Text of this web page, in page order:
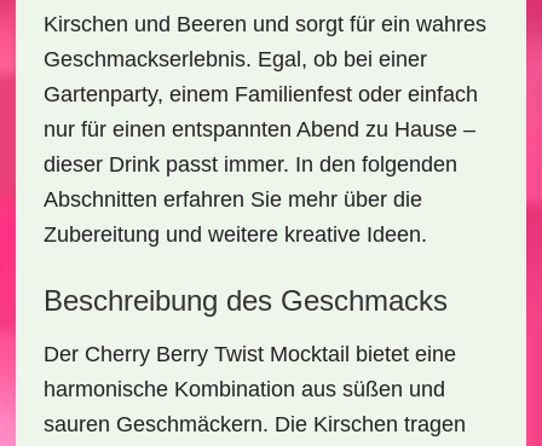
Kirschen und Beeren und sorgt für ein wahres
Geschmackserlebnis. Egal, ob bei einer
Gartenparty, einem Familienfest oder einfach
nur für einen entspannten Abend zu Hause –
dieser Drink passt immer. In den folgenden
Abschnitten erfahren Sie mehr über die
Zubereitung und weitere kreative Ideen.
Beschreibung des Geschmacks
Der Cherry Berry Twist Mocktail bietet eine
harmonische Kombination aus süßen und
sauren Geschmäckern. Die Kirschen tragen